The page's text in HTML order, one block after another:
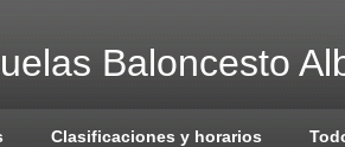
Baloncesto
Clasificaciones y horarios